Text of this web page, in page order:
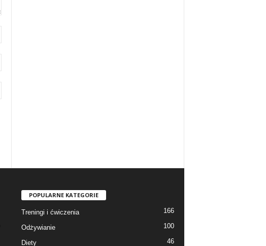
POPULARNE KATEGORIE
Treningi i ćwiczenia 166
Odżywianie 100
Diety 46